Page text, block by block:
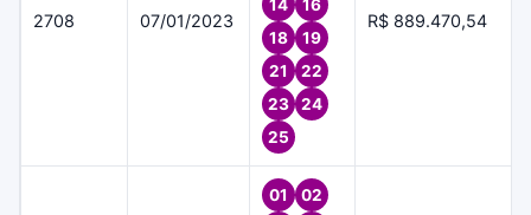
2708 07/01/2023
14
16
18
19
21
22
23
24
25
R$ 889.470,54
01
02